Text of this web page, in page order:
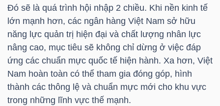
Đó sẽ là quá trình hội nhập 2 chiều. Khi nền kinh tế
lớn mạnh hơn, các ngân hàng Việt Nam sở hữu
năng lực quản trị hiện đại và chất lượng nhân lực
nâng cao, mục tiêu sẽ không chỉ dừng ở việc đáp
ứng các chuẩn mực quốc tế hiện hành. Xa hơn, Việt
Nam hoàn toàn có thể tham gia đóng góp, hình
thành các thông lệ và chuẩn mực mới cho khu vực
trong những lĩnh vực thế mạnh.
Lãnh
đạo
(-)
Tất cả Người nội bộ Người liên quan Cổ đông lớn
Tin